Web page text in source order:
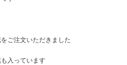
ご注文いただきました
入っています